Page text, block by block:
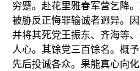
穷蹙。赴花里雅春军营乞降
被胁反正悔罪输诚者迥异。
并将其死党王振东、齐海等
人心。其馀党三百馀名。概
先后投诚各众。果能真心向